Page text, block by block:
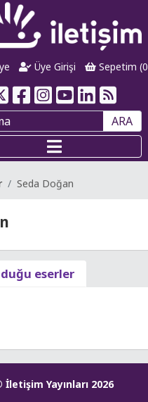
Üye Girişi Sepetim (0
ARA
Seda Doğan
eserler
İletişim Yayınları 2026